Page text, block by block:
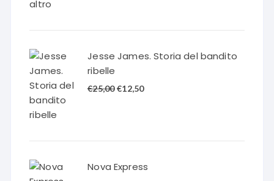
€20,00. €10,00.
Jesse James. Storia del bandito
ribelle
€25,00 Il
€12,50Il
Nova Express